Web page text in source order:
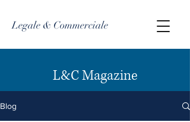
Legale & Commerciale
L&C Magazine
Blog